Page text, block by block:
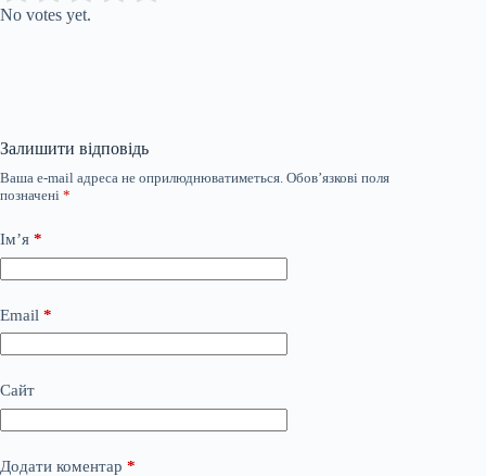
No votes yet.
Залишити відповідь
Ваша e-mail адреса не оприлюднюватиметься. Обов’язкові поля
позначені *
Ім’я *
Email *
Сайт
Додати коментар *